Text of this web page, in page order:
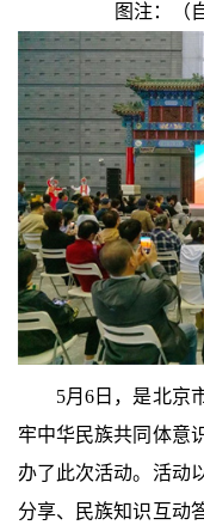
图注：（
5月6日，是北京
牢中华民族共同体意
办了此次活动。活动
分享、民族知识互动